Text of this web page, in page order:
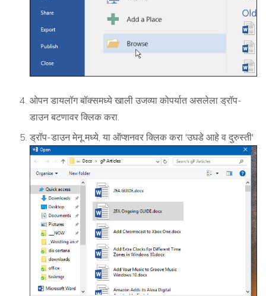
ओपन डायलॉग बॉक्समध्ये खाली उजव्या कोपर्यात असलेला ड्रॉप-
डाउन बटणावर क्लिक करा.
ड्रॉप-डाउन मेनू मध्ये, या ऑप्शनवर क्लिक करा 'उघडे आहे व दुरुस्ती'